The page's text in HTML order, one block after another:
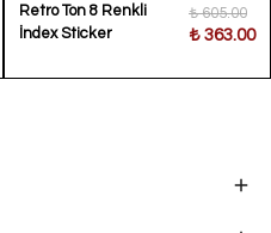
Retro Ton 8 Renkli
İndex Sticker
₺ 605.00
₺ 363.00